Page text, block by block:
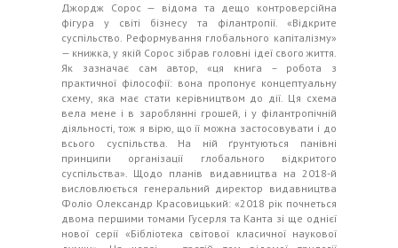
Джордж Сорос — відома та дещо контроверсійна
фігура у світі бізнесу та філантропії. «Відкрите
суспільство. Реформування глобального капіталізму»
— книжка, у якій Сорос зібрав головні ідеї свого життя.
Як зазначає сам автор, «ця книга – робота з
практичної філософії: вона пропонує концептуальну
схему, яка має стати керівництвом до дії. Ця схема
вела мене і в зароблянні грошей, і у філантропічній
діяльності, тож я вірю, що її можна застосовувати і до
всього суспільства. На ній ґрунтуються панівні
принципи організації глобального відкритого
суспільства». Щодо планів видавництва на 2018-й
висловлюється генеральний директор видавництва
Фоліо Олександр Красовицький: «2018 рік почнеться
двома першими томами Гусерля та Канта зі ще однієї
нової серії «Бібліотека світової класичної наукової